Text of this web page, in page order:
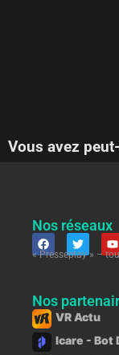
Vous avez
Nos réseaux
« Presseplay » –
Nos
VR Actu
Icare - Bot